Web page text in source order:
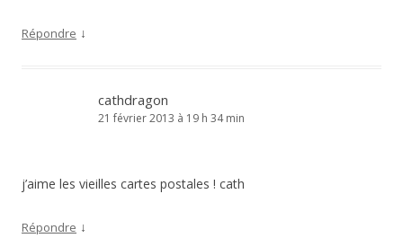
Répondre ↓
cathdragon
21 février 2013 à 19 h 34 min
j’aime les vieilles cartes postales ! cath
Répondre ↓